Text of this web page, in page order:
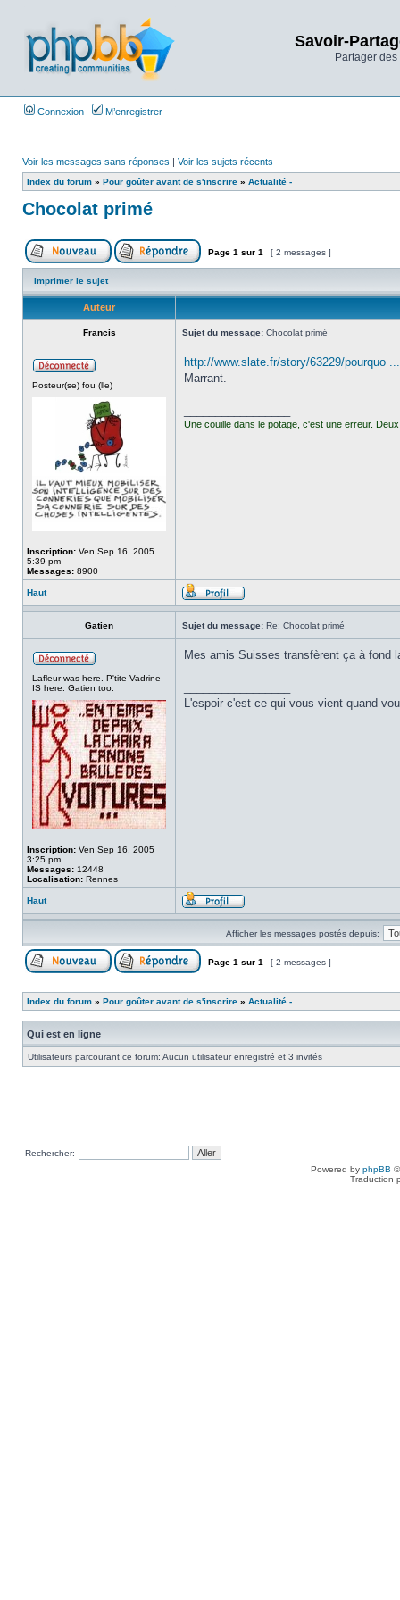
Savoir-
Partager
Connexion M’enregistrer
Voir les messages sans réponses | Voir les sujets récents
Index du forum » Pour goûter avant de s'inscrire » Actualité -
Chocolat primé
Page 1 sur 1 [ 2 messages ]
Imprimer le sujet
Auteur
Francis Sujet du message: Chocolat primé
Posteur(se) fou (lle)
Inscription: Ven Sep 16, 2005
5:39 pm
Messages: 8900
http://www.slate.fr/story/63229/pourquo
Marrant.
Une couille dans le potage, c'est une erreur.
Haut
Gatien Sujet du message: Re: Chocolat primé
Lafleur was here. P'tite Vadrine
IS here. Gatien too.
Inscription: Ven Sep 16, 2005
3:25 pm
Messages: 12448
Localisation: Rennes
Mes amis Suisses transfèrent ça à fond
L'espoir c'est ce qui vous vient quand
Haut
Afficher les messages postés depuis:
Page 1 sur 1 [ 2 messages ]
Index du forum » Pour goûter avant de s'inscrire » Actualité -
Qui est en ligne
Utilisateurs parcourant ce forum: Aucun utilisateur enregistré et 3 invités
Rechercher:
Powered by phpBB
Traduction